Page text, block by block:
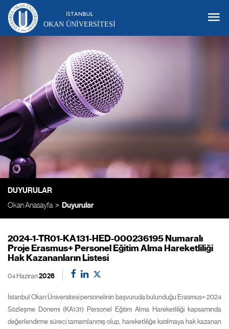
OKAN ÜNIVERSITESI
DUYURULAR
Okan Anasayfa Duyurular
2024-1-TR01-KA131-HED-000236195 Numaralı
Proje Erasmus+ Personel Eğitim Alma Hareketliliği
Hak Kazananların Listesi
04 Haziran2026
İstanbul Okan Üniversitesi personelinin başvuruda bulunduğu Erasmus+ 2024
Sözleşme Dönemi (KA131) Personel Eğitim Alma Hareketliliği kapsamında
değerlendirme süreci tamamlanmış olup, hareketliliğe katılmaya hak kazanan